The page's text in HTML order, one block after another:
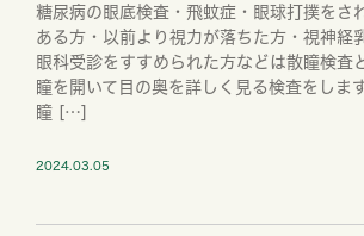
糖尿病の眼底検査・飛蚊症・眼球打撲をさ
ある方・以前より視力が落ちた方・視神経
眼科受診をすすめられた方などは散瞳検査
瞳を開いて目の奥を詳しく見る検査をしま
瞳 […]
2024.03.05